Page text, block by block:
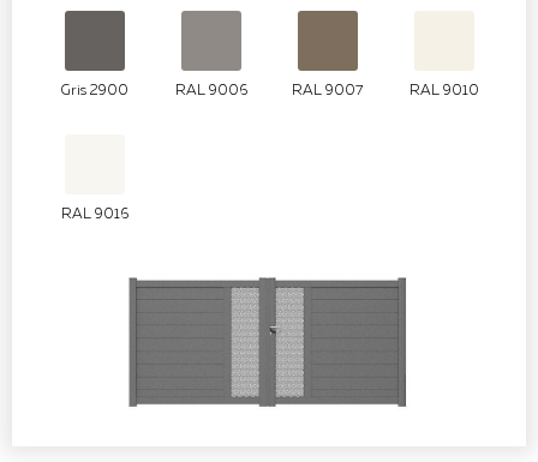
Gris 2900 RAL 9006 RAL 9007 RAL 9010
RAL 9016